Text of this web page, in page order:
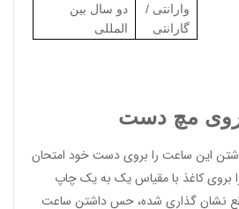
وارانتی /
گارانتی
دو سال بین
المللی
مچ دست
این ساعت را بروی دست خود امتحان
را بروی کاغذ با مقیاس یک به یک چاپ
نشان گذاری شده، حس داشتن ساعت